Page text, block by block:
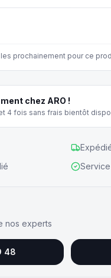
prochainement pour ce
chez ARO !
4 fois sans frais bientôt
nos experts
48